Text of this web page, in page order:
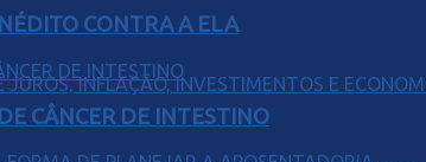
CONTRA A ELA
CÂNCER DE INTESTINO